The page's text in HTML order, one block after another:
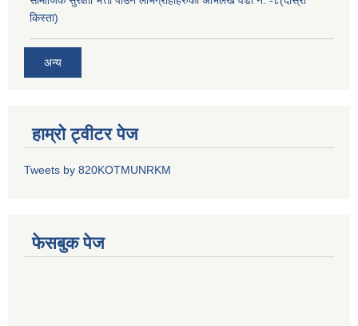
किस्ता)
अन्य
हाम्रो ट्वीटर पेज
Tweets by 820KOTMUNRKM
फेसबुक पेज